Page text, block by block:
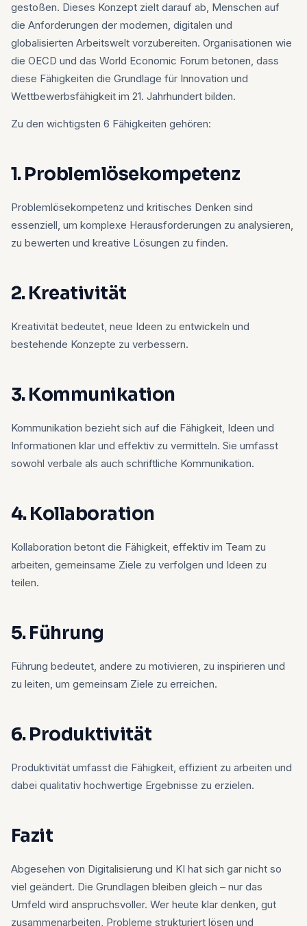
gestoßen. Dieses Konzept zielt darauf ab, Menschen auf
die Anforderungen der modernen, digitalen und
globalisierten Arbeitswelt vorzubereiten. Organisationen wie
die OECD und das World Economic Forum betonen, dass
diese Fähigkeiten die Grundlage für Innovation und
Wettbewerbsfähigkeit im 21. Jahrhundert bilden.
Zu den wichtigsten 6 Fähigkeiten gehören:
1. Problemlösekompetenz
Problemlösekompetenz und kritisches Denken sind
essenziell, um komplexe Herausforderungen zu analysieren,
zu bewerten und kreative Lösungen zu finden.
2. Kreativität
Kreativität bedeutet, neue Ideen zu entwickeln und
bestehende Konzepte zu verbessern.
3. Kommunikation
Kommunikation bezieht sich auf die Fähigkeit, Ideen und
Informationen klar und effektiv zu vermitteln. Sie umfasst
sowohl verbale als auch schriftliche Kommunikation.
4. Kollaboration
Kollaboration betont die Fähigkeit, effektiv im Team zu
arbeiten, gemeinsame Ziele zu verfolgen und Ideen zu
teilen.
5. Führung
Führung bedeutet, andere zu motivieren, zu inspirieren und
zu leiten, um gemeinsam Ziele zu erreichen.
6. Produktivität
Produktivität umfasst die Fähigkeit, effizient zu arbeiten und
dabei qualitativ hochwertige Ergebnisse zu erzielen.
Fazit
Abgesehen von Digitalisierung und KI hat sich gar nicht so
viel geändert. Die Grundlagen bleiben gleich – nur das
Umfeld wird anspruchsvoller. Wer heute klar denken, gut
zusammenarbeiten, Probleme strukturiert lösen und